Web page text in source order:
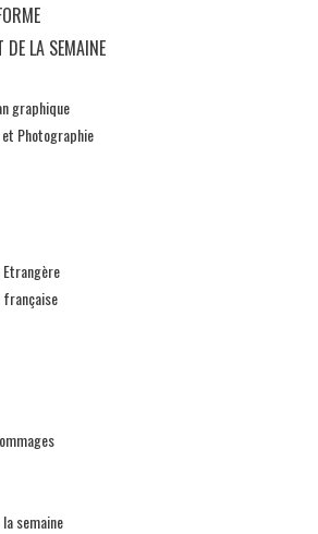
DE LA SEMAINE
graphique
Photographie
semaine